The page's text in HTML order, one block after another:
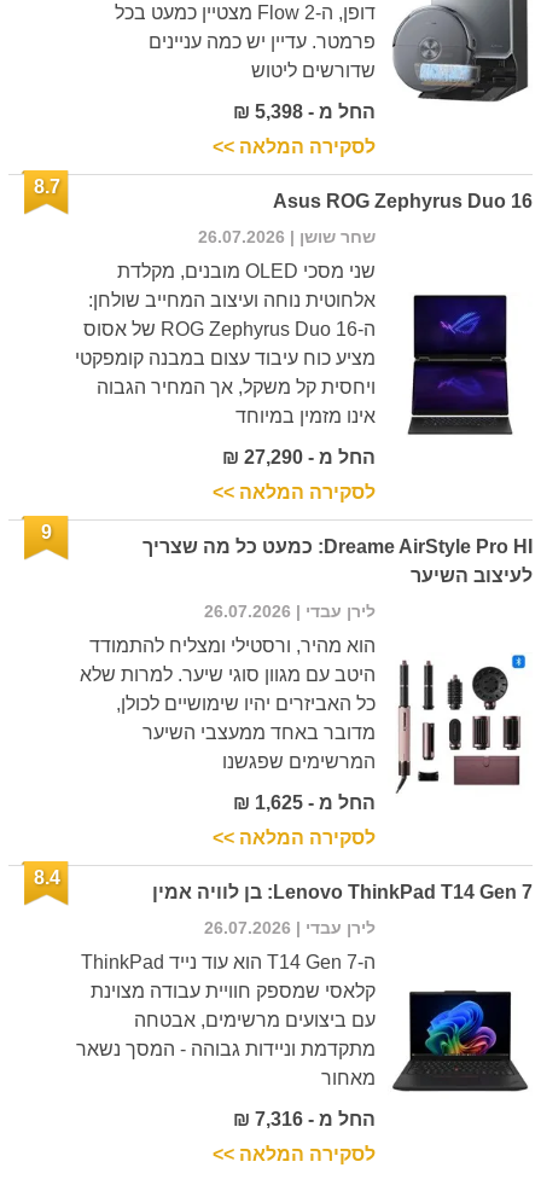
דופן, ה-Flow 2 מצטיין כמעט בכל
פרמטר. עדיין יש כמה עניינים
שדורשים ליטוש
החל מ - 5,398 ₪
לסקירה המלאה >>
Asus ROG Zephyrus Duo 16
8.7
שחר שושן | 26.07.2026
שני מסכי OLED מובנים, מקלדת
אלחוטית נוחה ועיצוב המחייב שולחן:
ה-ROG Zephyrus Duo 16 של אסוס
מציע כוח עיבוד עצום במבנה קומפקטי
ויחסית קל משקל, אך המחיר הגבוה
אינו מזמין במיוחד
החל מ - 27,290 ₪
לסקירה המלאה >>
Dreame AirStyle Pro HI: כמעט כל מה שצריך
לעיצוב השיער
9
לירן עבדי | 26.07.2026
הוא מהיר, ורסטילי ומצליח להתמודד
היטב עם מגוון סוגי שיער. למרות שלא
כל האביזרים יהיו שימושיים לכולן,
מדובר באחד ממעצבי השיער
המרשימים שפגשנו
החל מ - 1,625 ₪
לסקירה המלאה >>
Lenovo ThinkPad T14 Gen 7: בן לוויה אמין
8.4
לירן עבדי | 26.07.2026
ה-T14 Gen 7 הוא עוד נייד ThinkPad
קלאסי שמספק חוויית עבודה מצוינת
עם ביצועים מרשימים, אבטחה
מתקדמת וניידות גבוהה - המסך נשאר
מאחור
החל מ - 7,316 ₪
לסקירה המלאה >>